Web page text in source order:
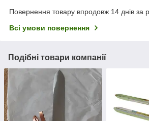
Повернення товару впродовж 14 днів за
Всі умови повернення
Подібні товари компанії